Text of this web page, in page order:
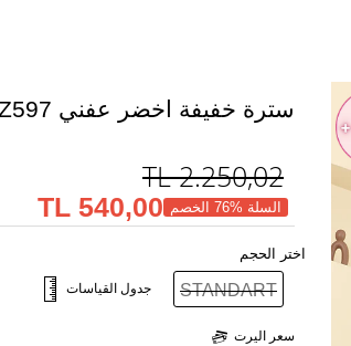
سترة خفيفة اخضر عفني 4278BRZ597
2.250,02
TL
السلة %76 الخصم 540,00 TL
اختر الحجم
STANDART جدول القياسات
سعر اليرت